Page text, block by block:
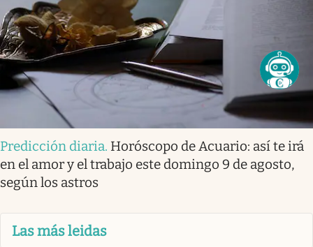
Predicción diaria. Horóscopo de Acuario: así te irá
en el amor y el trabajo este domingo 9 de agosto,
según los astros
Las más leidas